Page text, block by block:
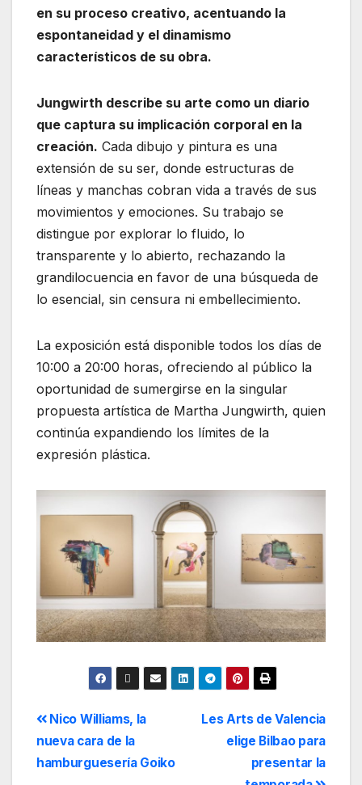
en su proceso creativo, acentuando la
espontaneidad y el dinamismo
característicos de su obra.
Jungwirth describe su arte como un diario
que captura su implicación corporal en la
creación. Cada dibujo y pintura es una
extensión de su ser, donde estructuras de
líneas y manchas cobran vida a través de sus
movimientos y emociones. Su trabajo se
distingue por explorar lo fluido, lo
transparente y lo abierto, rechazando la
grandilocuencia en favor de una búsqueda de
lo esencial, sin censura ni embellecimiento.
La exposición está disponible todos los días de
10:00 a 20:00 horas, ofreciendo al público la
oportunidad de sumergirse en la singular
propuesta artística de Martha Jungwirth, quien
continúa expandiendo los límites de la
expresión plástica.
Les Arts de Valencia
elige Bilbao para
presentar la
Nico Williams, la
nueva cara de la
hamburguesería Goiko